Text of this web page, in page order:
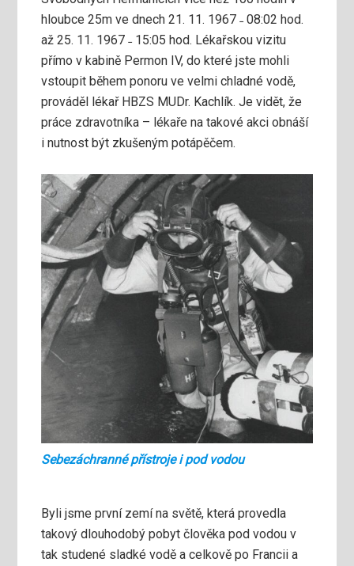
hloubce 25m ve dnech 21. 11. 1967 ˗ 08:02 hod.
až 25. 11. 1967 ˗ 15:05 hod. Lékařskou vizitu
přímo v kabině Permon IV, do které jste mohli
vstoupit během ponoru ve velmi chladné vodě,
prováděl lékař HBZS MUDr. Kachlík. Je vidět, že
práce zdravotníka – lékaře na takové akci obnáší
i nutnost být zkušeným potápěčem.
Sebezáchranné přístroje i pod vodou
Byli jsme první zemí na světě, která provedla
takový dlouhodobý pobyt člověka pod vodou v
tak studené sladké vodě a celkově po Francii a